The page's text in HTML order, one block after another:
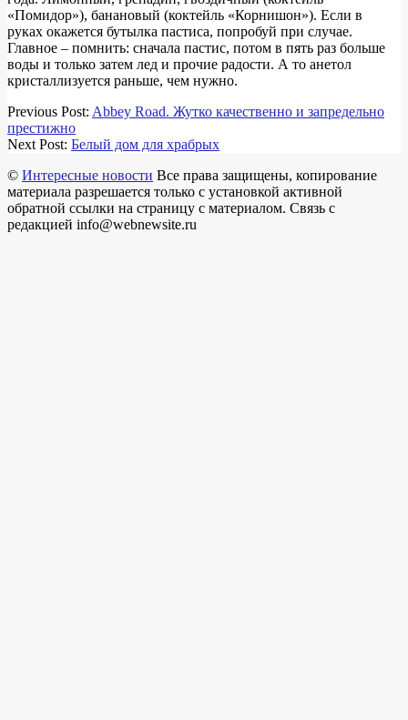
«Помидор»), банановый (коктейль «Корнишон»). Если в
руках окажется бутылка пастиса, попробуй при случае.
Главное – помнить: сначала пастис, потом в пять раз больше
воды и только затем лед и прочие радости. А то анетол
кристаллизуется раньше, чем нужно.
2017-
04-
16
Previous Post: Abbey Road. Жутко качественно и запредельно
престижно
Next Post: Белый дом для храбрых
© Интересные новости Все права защищены, копирование
материала разрешается только с установкой активной
обратной ссылки на страницу с материалом. Связь с
редакцией info@webnewsite.ru